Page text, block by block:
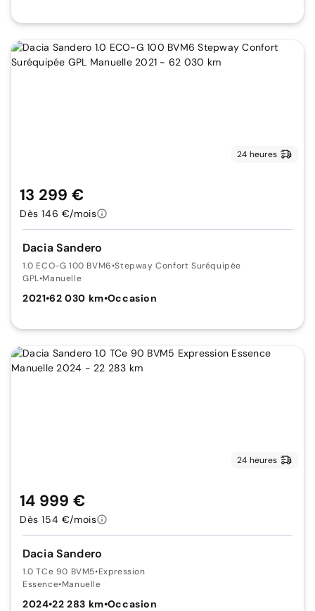
24 heures
Dacia Sandero
1.0 ECO-G 100 BVM6•Stepway Confort Suréquipée
GPL•Manuelle
2021•62 030 km•Occasion
13 299 €
Dès 146 €/mois
24 heures
Dacia Sandero
1.0 TCe 90 BVM5•Expression
Essence•Manuelle
2024•22 283 km•Occasion
14 999 €
Dès 154 €/mois